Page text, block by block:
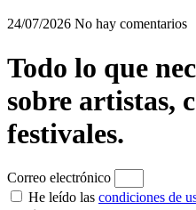
24/07/2026 No hay comentarios
Todo lo que
sobre artistas,
festivales.
Correo electrónico
He leído las condiciones de